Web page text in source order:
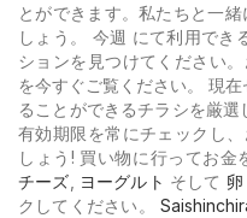
とができます。私たちと一
しょう。 今週 にて利用でき
ションを見つけてください
を今すぐご覧ください。 現
ることができるチラシを厳
有効期限を常にチェックし
しょう! 買い物に行ってお金
チーズ
ヨーグルト そして 卵
クしてください。